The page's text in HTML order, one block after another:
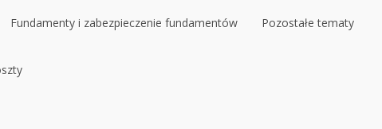
Fundamenty i zabezpieczenie fundamentów Pozostałe tematy